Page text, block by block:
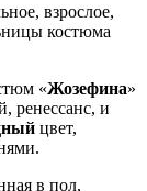
взрослое,
костюма
«Жозефина»
ренессанс, и
цвет,
в пол,